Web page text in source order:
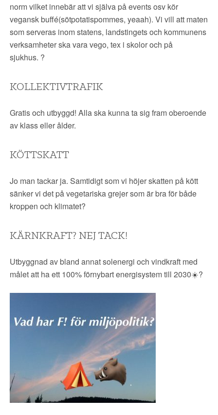
norm vilket innebär att vi själva på events osv kör
vegansk buffé(sötpotatispommes, yeaah). Vi vill att maten
som serveras inom statens, landstingets och kommunens
verksamheter ska vara vego, tex i skolor och på
sjukhus. ?
KOLLEKTIVTRAFIK
Gratis och utbyggd! Alla ska kunna ta sig fram oberoende
av klass eller ålder.
KÖTTSKATT
Jo man tackar ja. Samtidigt som vi höjer skatten på kött
sänker vi det på vegetariska grejer som är bra för både
kroppen och klimatet?
KÄRNKRAFT? NEJ TACK!
Utbyggnad av bland annat solenergi och vindkraft med
målet att ha ett 100% förnybart energisystem till 2030☀️?